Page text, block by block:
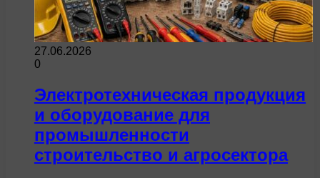
27.06.2026
0
Электротехническая продукция
и оборудование для
промышленности
строительство и агросектора